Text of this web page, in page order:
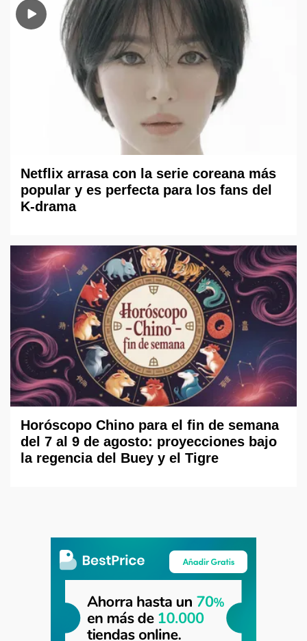
Netflix arrasa con la serie coreana más
popular y es perfecta para los fans del
K-drama
Horóscopo Chino para el fin de semana
del 7 al 9 de agosto: proyecciones bajo
la regencia del Buey y el Tigre